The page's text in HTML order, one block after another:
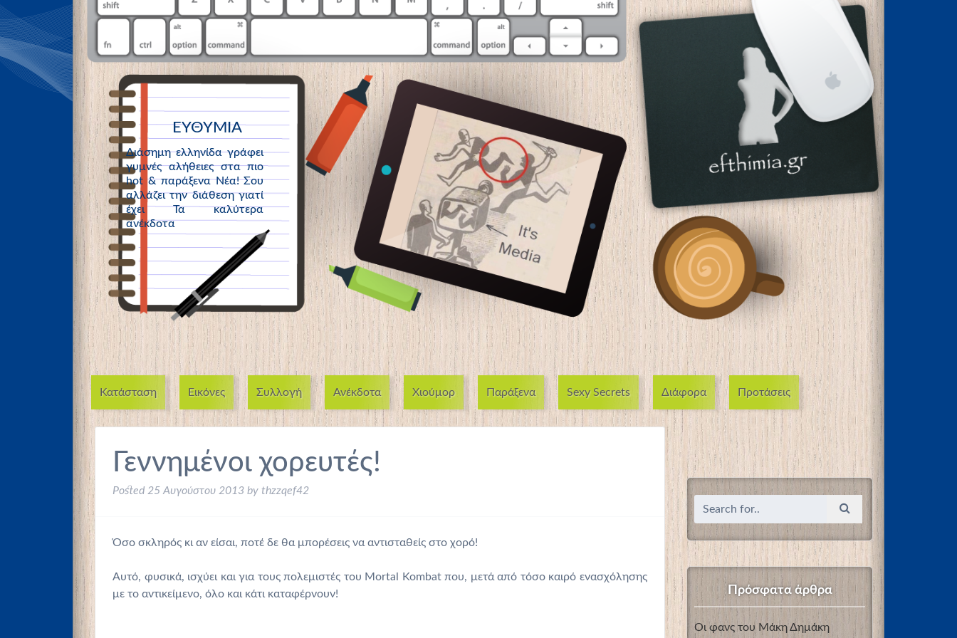
ΕΥΘΥΜΙΑ
Διάσημη ελληνίδα γράφει
γυμνές αλήθειες στα πιο
hot & παράξενα Νέα! Σου
αλλάζει την διάθεση γιατί
έχει Τα καλύτερα
ανέκδοτα
Κατάσταση Εικόνες Συλλογή Ανέκδοτα Χιούμορ Παράξενα Sexy Secrets Διάφορα Προτάσεις
Γεννημένοι χορευτές!
Posted 25 Αυγούστου 2013 by thzzqef42
Όσο σκληρός κι αν είσαι, ποτέ δε θα μπορέσεις να αντισταθείς στο χορό!
Αυτό, φυσικά, ισχύει και για τους πολεμιστές του Mortal Kombat που, μετά από τόσο καιρό ενασχόλησης
με το αντικείμενο, όλο και κάτι καταφέρνουν!
Πρόσφατα άρθρα
Οι φανς του Μάκη Δημάκη